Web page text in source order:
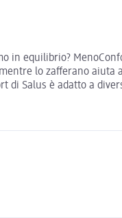
equilibrio?
lo zafferano
Salus è adatto a